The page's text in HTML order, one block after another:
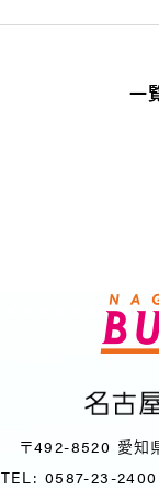
一
〒492-8520 愛知
TEL: 0587-23-2400